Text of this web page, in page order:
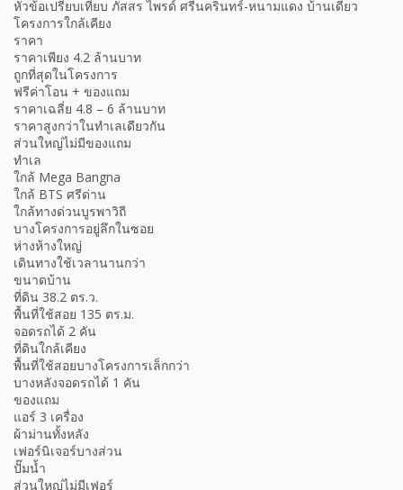
หัวข้อเปรียบเทียบ ภัสสร ไพรด์ ศรีนครินทร์-หนามแดง บ้านเดี่ยว
โครงการใกล้เคียง
ราคา
ราคาเพียง 4.2 ล้านบาท
ถูกที่สุดในโครงการ
ฟรีค่าโอน + ของแถม
ราคาเฉลี่ย 4.8 – 6 ล้านบาท
ราคาสูงกว่าในทำเลเดียวกัน
ส่วนใหญ่ไม่มีของแถม
ทำเล
ใกล้ Mega Bangna
ใกล้ BTS ศรีด่าน
ใกล้ทางด่วนบูรพาวิถี
บางโครงการอยู่ลึกในซอย
ห่างห้างใหญ่
เดินทางใช้เวลานานกว่า
ขนาดบ้าน
ที่ดิน 38.2 ตร.ว.
พื้นที่ใช้สอย 135 ตร.ม.
จอดรถได้ 2 คัน
ที่ดินใกล้เคียง
พื้นที่ใช้สอยบางโครงการเล็กกว่า
บางหลังจอดรถได้ 1 คัน
ของแถม
แอร์ 3 เครื่อง
ผ้าม่านทั้งหลัง
เฟอร์นิเจอร์บางส่วน
ปั๊มน้ำ
ส่วนใหญ่ไม่มีเฟอร์